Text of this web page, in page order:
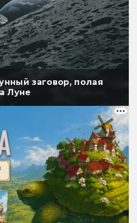
заговор, полая
Луне